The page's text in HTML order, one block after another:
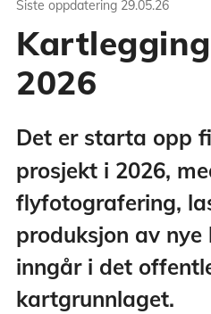
Siste oppdatering 29.05.26
2026
Det er starta opp
felles
prosjekt i 2026,
flyfotografering,
produksjon av
inngår i det
kartgrunnlaget.